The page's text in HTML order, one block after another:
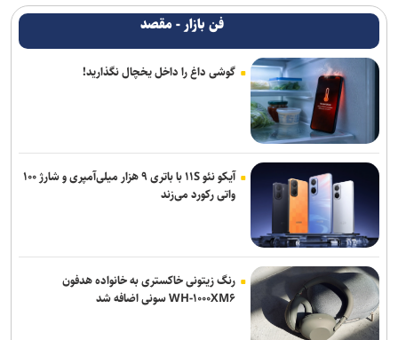
فن بازار - مقصد
گوشی داغ را داخل یخچال نگذارید!
آیکو نئو ۱۱S با باتری ۹ هزار میلی‌آمپری و شارژ ۱۰۰
واتی رکورد می‌زند
رنگ زیتونی خاکستری به خانواده هدفون
WH-۱۰۰۰XM۶ سونی اضافه شد